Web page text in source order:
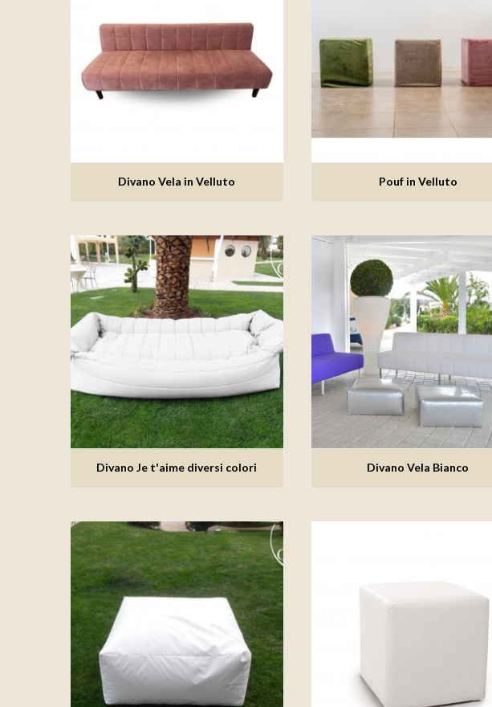
Aggiungi alla lista dei desideri
Divano Vela in Velluto Aggiungi alla lista dei desideri
Pouf in Velluto
Aggiungi alla lista dei desideri
Divano Je t'aime diversi colori Aggiungi alla lista dei desideri
Divano Vela Bianco